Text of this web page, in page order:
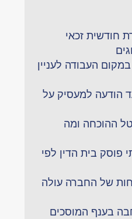
חודשית זכאי
העבודה לעניין
הודעה למעסיק על
ההוכחה ומה
פוסק בית הדין לפי
של החברה עולה
בענף המוסכים